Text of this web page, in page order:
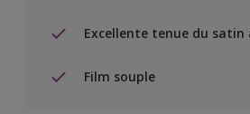
Excellente tenue du
Film souple